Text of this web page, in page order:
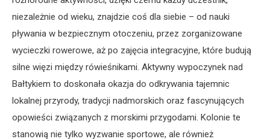
niezależnie od wieku, znajdzie coś dla siebie – od nauki
pływania w bezpiecznym otoczeniu, przez zorganizowane
wycieczki rowerowe, aż po zajęcia integracyjne, które budują
silne więzi między rówieśnikami. Aktywny wypoczynek nad
Bałtykiem to doskonała okazja do odkrywania tajemnic
lokalnej przyrody, tradycji nadmorskich oraz fascynujących
opowieści związanych z morskimi przygodami. Kolonie te
stanowią nie tylko wyzwanie sportowe, ale również